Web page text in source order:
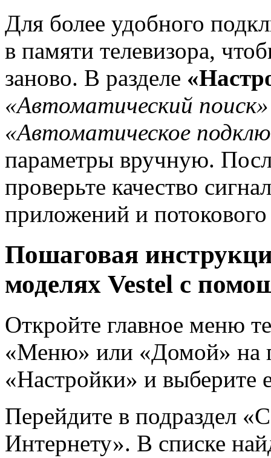
Для более удобного
в памяти телевизора,
заново. В разделе
«Автоматический поиск»
«Автоматическое
параметры вручную.
проверьте качество
приложений и
Пошаговая
моделях Vestel с
Откройте главное меню
«Меню» или «Домой» на
«Настройки» и выберите
Перейдите в подраздел
Интернету». В списке